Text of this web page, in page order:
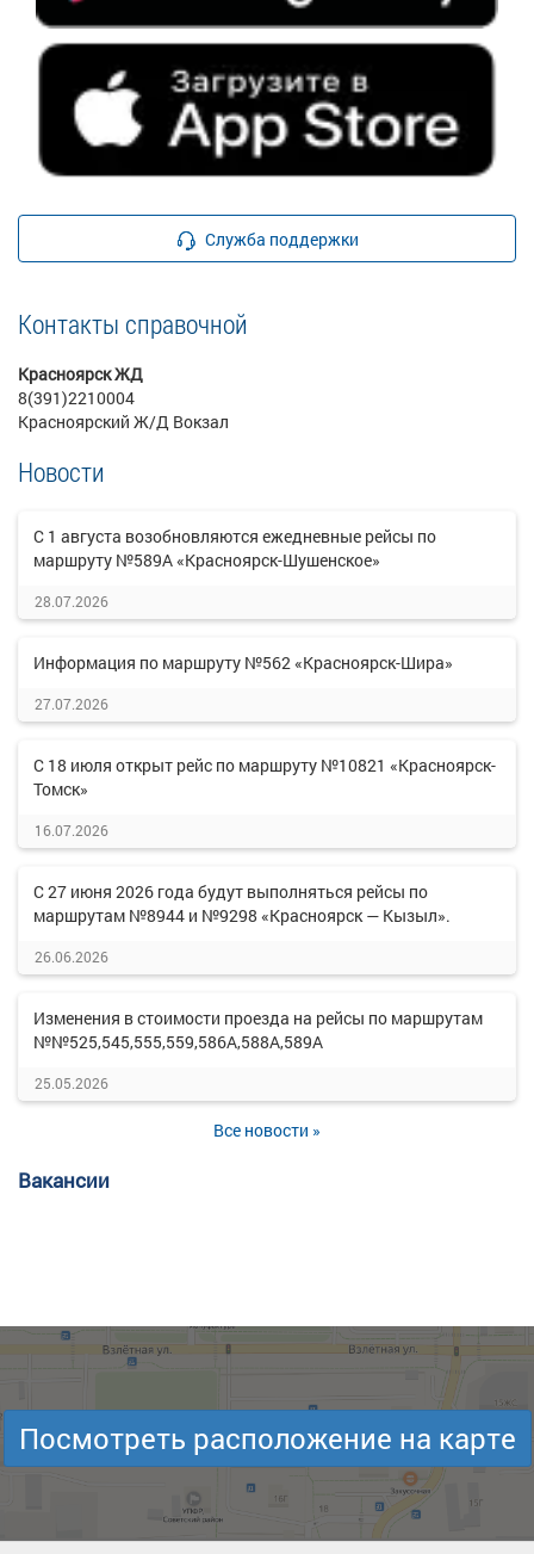
Служба поддержки
Контакты справочной
Красноярск ЖД
8(391)2210004
Красноярский Ж/Д Вокзал
Новости
С 1 августа возобновляются ежедневные рейсы по
маршруту №589А «Красноярск-Шушенское»
28.07.2026
Информация по маршруту №562 «Красноярск-Шира»
27.07.2026
С 18 июля открыт рейс по маршруту №10821 «Красноярск-
Томск»
16.07.2026
С 27 июня 2026 года будут выполняться рейсы по
маршрутам №8944 и №9298 «Красноярск — Кызыл».
26.06.2026
Изменения в стоимости проезда на рейсы по маршрутам
№№525,545,555,559,586А,588А,589А
25.05.2026
Все новости »
Вакансии
Посмотреть расположение на карте